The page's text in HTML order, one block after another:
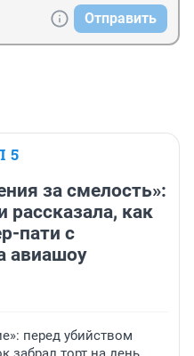
Отправить
5
за смелость»:
рассказала, как
пати с
авиашоу
перед убийством